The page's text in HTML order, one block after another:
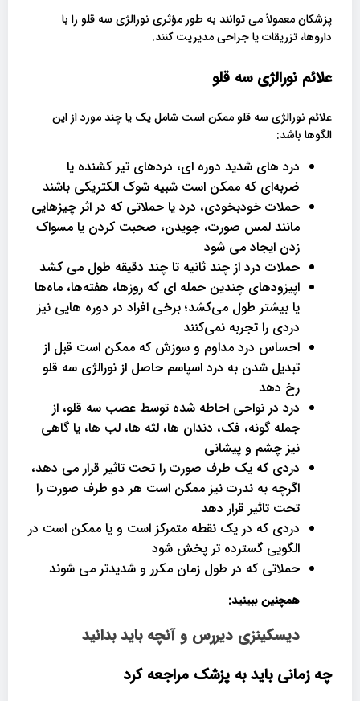
پزشکان معمولاً می توانند به طور مؤثری نورالژی سه قلو را با
داروها، تزریقات یا جراحی مدیریت کنند.
علائم نورالژی سه قلو
علائم نورالژی سه قلو ممکن است شامل یک یا چند مورد از این
الگوها باشد:
درد های شدید دوره‌ ای، دردهای تیر کشنده یا
ضربه‌ای که ممکن است شبیه شوک الکتریکی باشند
حملات خودبخودی، درد یا حملاتی که در اثر چیزهایی
مانند لمس صورت، جویدن، صحبت کردن یا مسواک
زدن ایجاد می شود
حملات درد از چند ثانیه تا چند دقیقه طول می کشد
اپیزودهای چندین حمله ای که روزها، هفته‌ها، ماه‌ها
یا بیشتر طول می‌کشد؛ برخی افراد در دوره هایی نیز
دردی را تجربه نمی‌کنند
احساس درد مداوم و سوزش که ممکن است قبل از
تبدیل شدن به درد اسپاسم حاصل از نورالژی سه قلو
رخ دهد
درد در نواحی احاطه شده توسط عصب سه قلو، از
جمله گونه، فک، دندان ها، لثه ها، لب ها، یا گاهی
نیز چشم و پیشانی
دردی که یک طرف صورت را تحت تاثیر قرار می دهد،
اگرچه به ندرت نیز ممکن است هر دو طرف صورت را
تحت تاثیر قرار دهد
دردی که در یک نقطه متمرکز است و یا ممکن است در
الگویی گسترده تر پخش شود
حملاتی که در طول زمان مکرر و شدیدتر می شوند
همچنین ببینید:
دیسکینزی دیررس و آنچه باید بدانید
چه زمانی باید به پزشک مراجعه کرد